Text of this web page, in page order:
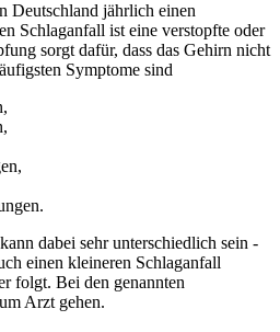
Deutschland jährlich einen
Schlaganfall ist eine verstopfte oder
sorgt dafür, dass das Gehirn nicht
Symptome sind
dabei sehr unterschiedlich sein -
einen kleineren Schlaganfall
folgt. Bei den genannten
Arzt gehen.